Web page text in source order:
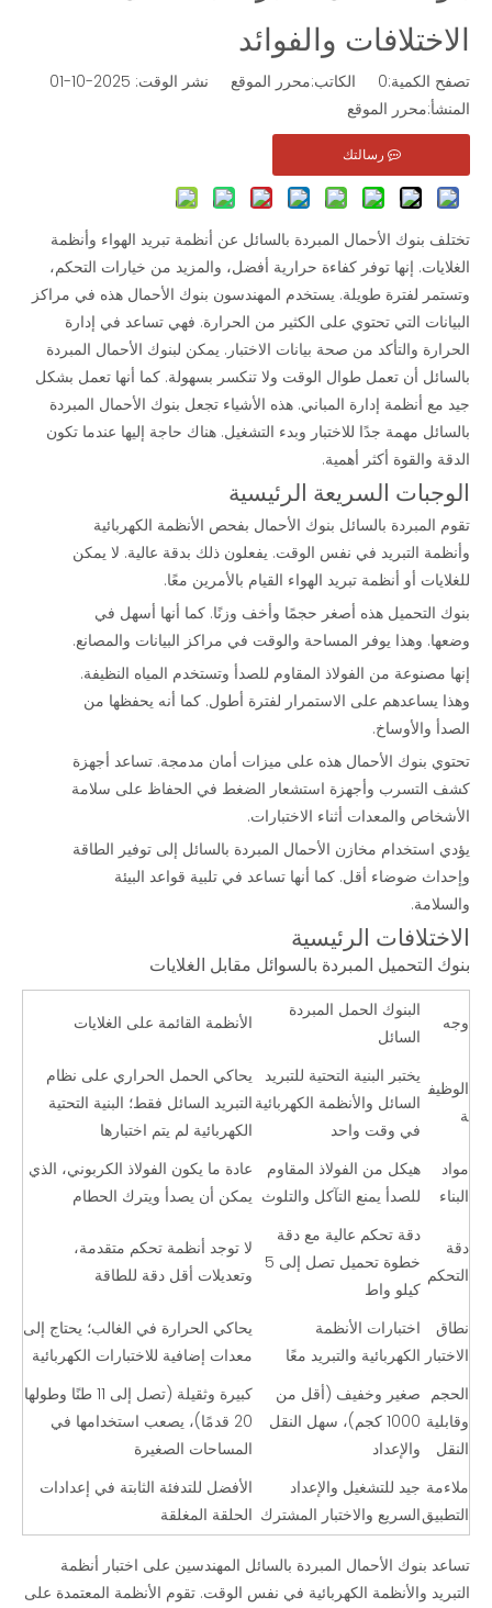
رسالتك
بنك تحميل تيار متردد/تيار مستمر بقدرة 30 كيلو وات لاختبار UPS ومحطة الشحن
رسالتك
بنك تحميل مبرد بالسائل مغمور
رسالتك
الاختلافات والفوائد
تصفح الكمية:0
المنشأ:محرر الموقع
رسالتك
تختلف بنوك الأحمال المبردة بالسائل عن أنظمة تبريد الهواء وأنظمة
الغلايات. إنها توفر كفاءة حرارية أفضل، والمزيد من خيارات التحكم،
وتستمر لفترة طويلة. يستخدم المهندسون بنوك الأحمال هذه في مراكز
البيانات التي تحتوي على الكثير من الحرارة. فهي تساعد في إدارة
الحرارة والتأكد من صحة بيانات الاختبار. يمكن لبنوك الأحمال المبردة
بالسائل أن تعمل طوال الوقت ولا تنكسر بسهولة. كما أنها تعمل بشكل
جيد مع أنظمة إدارة المباني. هذه الأشياء تجعل بنوك الأحمال المبردة
بالسائل مهمة جدًا للاختبار وبدء التشغيل. هناك حاجة إليها عندما تكون
الدقة والقوة أكثر أهمية.
الوجبات السريعة الرئيسية
تقوم المبردة بالسائل بنوك الأحمال بفحص الأنظمة الكهربائية
وأنظمة التبريد في نفس الوقت. يفعلون ذلك بدقة عالية. لا يمكن
للغلايات أو أنظمة تبريد الهواء القيام بالأمرين معًا.
بنوك التحميل هذه أصغر حجمًا وأخف وزنًا. كما أنها أسهل في
وضعها. وهذا يوفر المساحة والوقت في مراكز البيانات والمصانع.
إنها مصنوعة من الفولاذ المقاوم للصدأ وتستخدم المياه النظيفة.
وهذا يساعدهم على الاستمرار لفترة أطول. كما أنه يحفظها من
الصدأ والأوساخ.
تحتوي بنوك الأحمال هذه على ميزات أمان مدمجة. تساعد أجهزة
كشف التسرب وأجهزة استشعار الضغط في الحفاظ على سلامة
الأشخاص والمعدات أثناء الاختبارات.
يؤدي استخدام مخازن الأحمال المبردة بالسائل إلى توفير الطاقة
وإحداث ضوضاء أقل. كما أنها تساعد في تلبية قواعد البيئة
والسلامة.
الاختلافات الرئيسية
بنوك التحميل المبردة بالسوائل مقابل الغلايات
وجه
البنوك الحمل المبردة
السائل
الأنظمة القائمة على الغلايات
الوظيف
ة
يختبر البنية التحتية للتبريد
السائل والأنظمة الكهربائية
في وقت واحد
يحاكي الحمل الحراري على نظام
التبريد السائل فقط؛ البنية التحتية
الكهربائية لم يتم اختبارها
مواد
البناء
هيكل من الفولاذ المقاوم
للصدأ يمنع التآكل والتلوث
عادة ما يكون الفولاذ الكربوني، الذي
يمكن أن يصدأ ويترك الحطام
دقة
التحكم
دقة تحكم عالية مع دقة
خطوة تحميل تصل إلى 5
كيلو واط
لا توجد أنظمة تحكم متقدمة،
وتعديلات أقل دقة للطاقة
نطاق
الاختبار
اختبارات الأنظمة
الكهربائية والتبريد معًا
يحاكي الحرارة في الغالب؛ يحتاج إلى
معدات إضافية للاختبارات الكهربائية
الحجم
وقابلية
النقل
صغير وخفيف (أقل من
1000 كجم)، سهل النقل
والإعداد
كبيرة وثقيلة (تصل إلى 11 طنًا وطولها
20 قدمًا)، يصعب استخدامها في
المساحات الصغيرة
ملاءمة
التطبيق
جيد للتشغيل والإعداد
السريع والاختبار المشترك
الأفضل للتدفئة الثابتة في إعدادات
الحلقة المغلقة
تساعد بنوك الأحمال المبردة بالسائل المهندسين على اختبار أنظمة
التبريد والأنظمة الكهربائية في نفس الوقت. تقوم الأنظمة المعتمدة على